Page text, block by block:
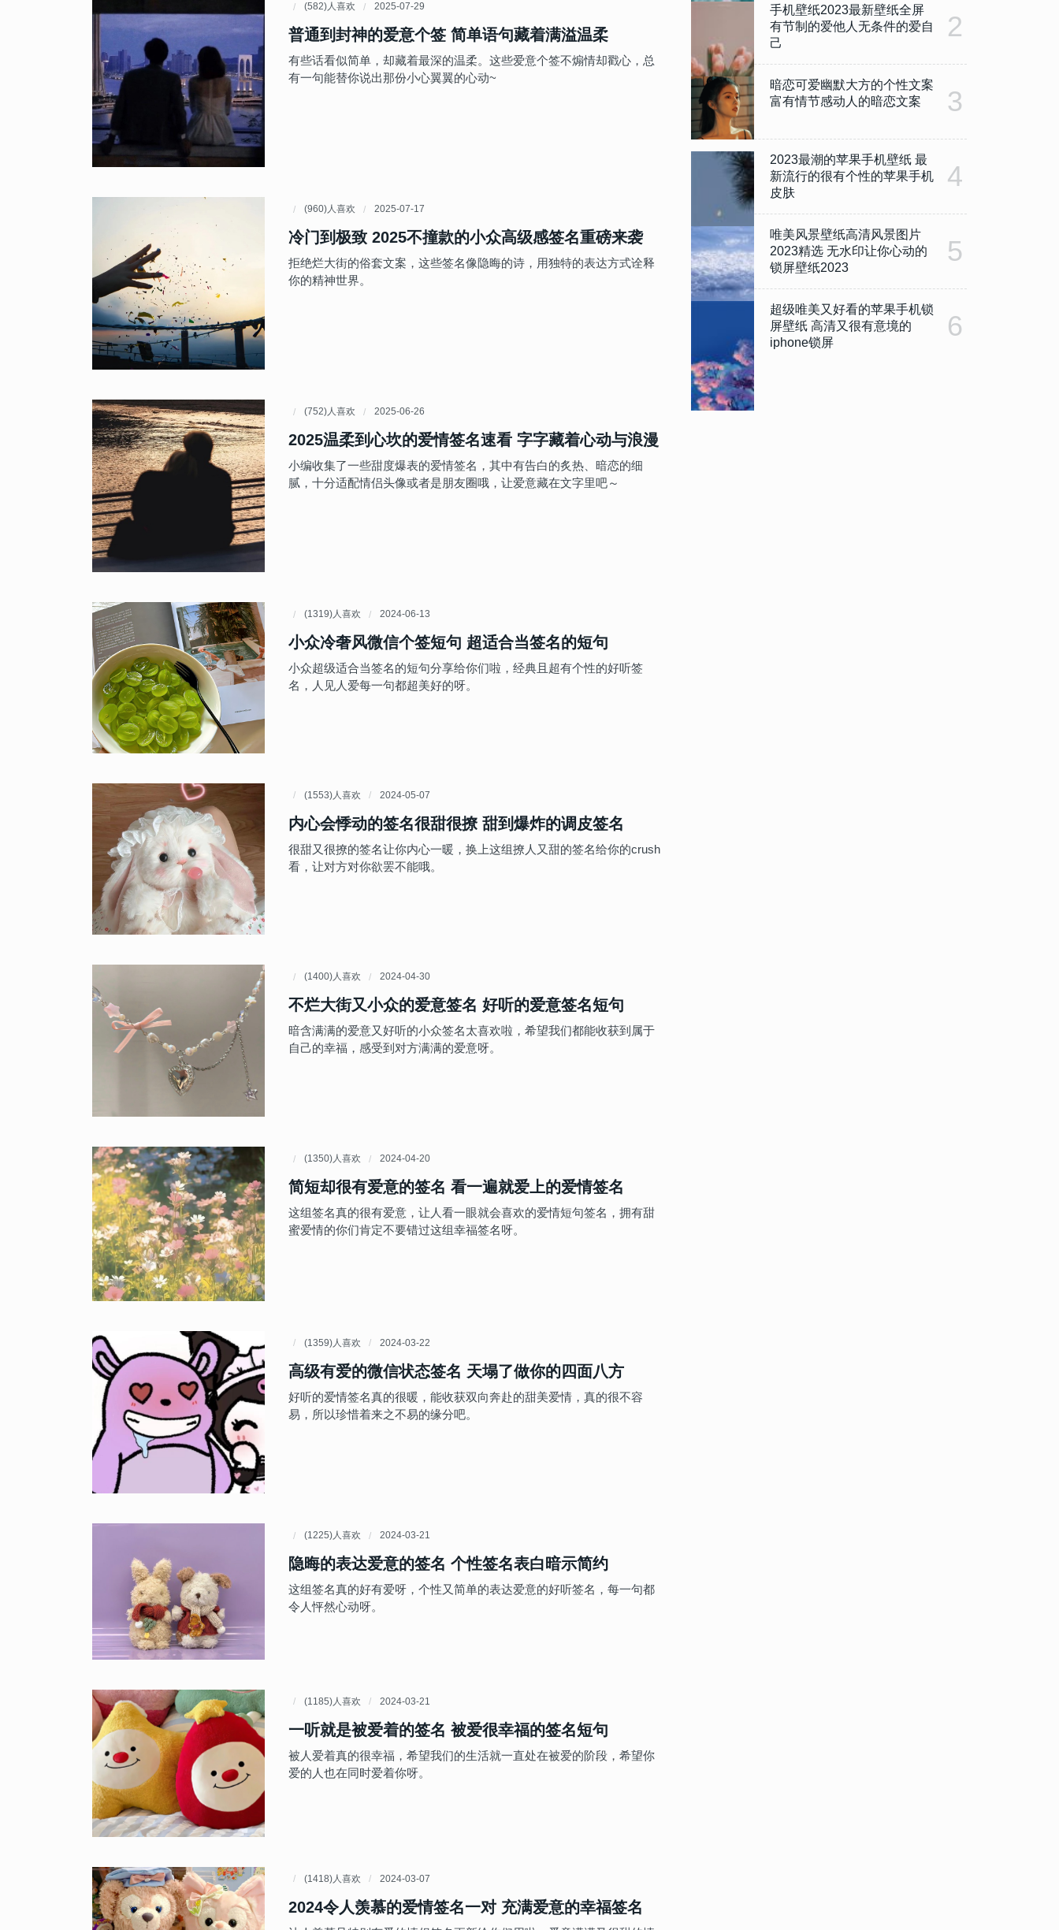
(582)人喜欢 2025-07-29
普通到封神的爱意个签 简单语句藏着满溢温柔
有些话看似简单，却藏着最深的温柔。这些爱意个签不煽情却戳心，总
有一句能替你说出那份小心翼翼的心动~
(960)人喜欢 2025-07-17
冷门到极致 2025不撞款的小众高级感签名重磅来袭
拒绝烂大街的俗套文案，这些签名像隐晦的诗，用独特的表达方式诠释
你的精神世界。
(752)人喜欢 2025-06-26
2025温柔到心坎的爱情签名速看 字字藏着心动与浪漫
小编收集了一些甜度爆表的爱情签名，其中有告白的炙热、暗恋的细
腻，十分适配情侣头像或者是朋友圈哦，让爱意藏在文字里吧～
(1319)人喜欢 2024-06-13
小众冷奢风微信个签短句 超适合当签名的短句
小众超级适合当签名的短句分享给你们啦，经典且超有个性的好听签
名，人见人爱每一句都超美好的呀。
(1553)人喜欢 2024-05-07
内心会悸动的签名很甜很撩 甜到爆炸的调皮签名
很甜又很撩的签名让你内心一暖，换上这组撩人又甜的签名给你的crush
看，让对方对你欲罢不能哦。
(1400)人喜欢 2024-04-30
不烂大街又小众的爱意签名 好听的爱意签名短句
暗含满满的爱意又好听的小众签名太喜欢啦，希望我们都能收获到属于
自己的幸福，感受到对方满满的爱意呀。
(1350)人喜欢 2024-04-20
简短却很有爱意的签名 看一遍就爱上的爱情签名
这组签名真的很有爱意，让人看一眼就会喜欢的爱情短句签名，拥有甜
蜜爱情的你们肯定不要错过这组幸福签名呀。
(1359)人喜欢 2024-03-22
高级有爱的微信状态签名 天塌了做你的四面八方
好听的爱情签名真的很暖，能收获双向奔赴的甜美爱情，真的很不容
易，所以珍惜着来之不易的缘分吧。
(1225)人喜欢 2024-03-21
隐晦的表达爱意的签名 个性签名表白暗示简约
这组签名真的好有爱呀，个性又简单的表达爱意的好听签名，每一句都
令人怦然心动呀。
(1185)人喜欢 2024-03-21
一听就是被爱着的签名 被爱很幸福的签名短句
被人爱着真的很幸福，希望我们的生活就一直处在被爱的阶段，希望你
爱的人也在同时爱着你呀。
(1418)人喜欢 2024-03-07
2024令人羡慕的爱情签名一对 充满爱意的幸福签名
手机壁纸2023最新壁纸全屏
有节制的爱他人无条件的爱自
己
2
暗恋可爱幽默大方的个性文案
富有情节感动人的暗恋文案
3
2023最潮的苹果手机壁纸 最
新流行的很有个性的苹果手机
皮肤
4
唯美风景壁纸高清风景图片
2023精选 无水印让你心动的
锁屏壁纸2023
5
超级唯美又好看的苹果手机锁
屏壁纸 高清又很有意境的
iphone锁屏
6